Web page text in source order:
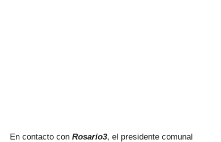
En contacto con Rosario3, el presidente comunal